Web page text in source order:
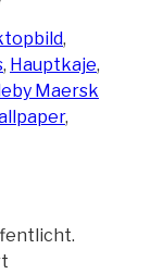
,
, Hauptkaje,
Maersk
,